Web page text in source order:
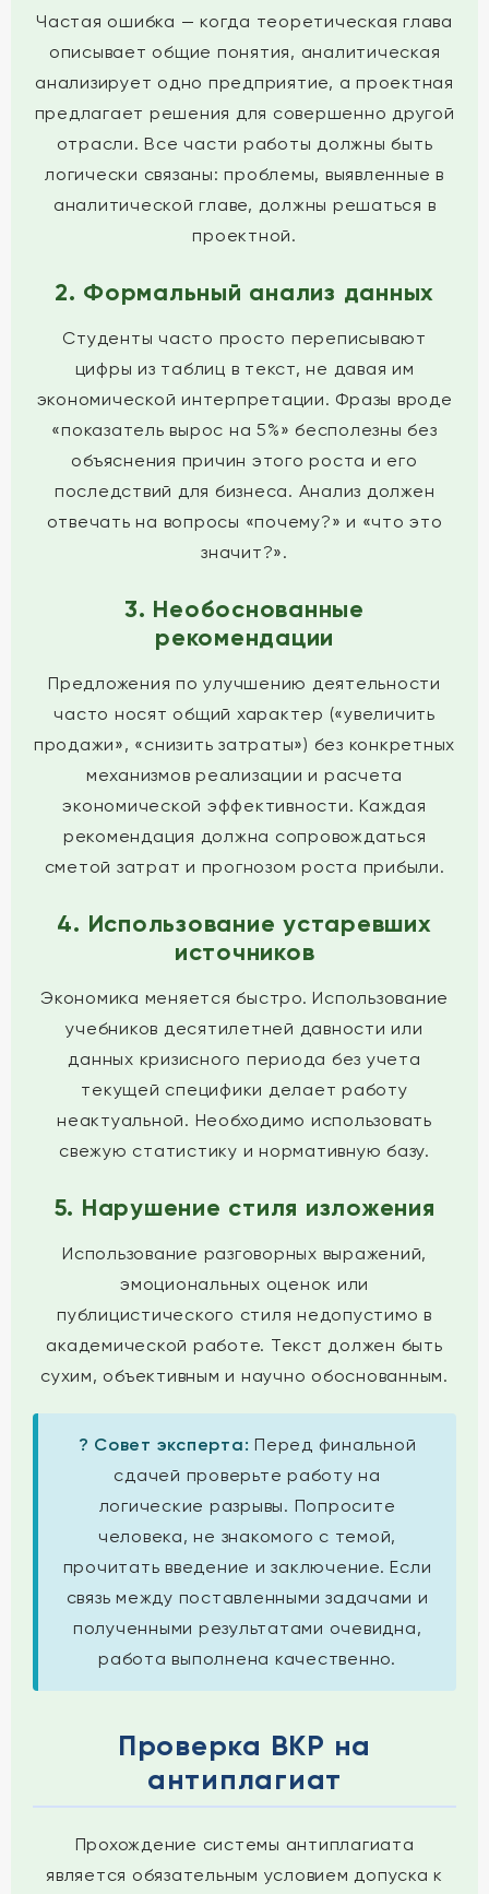
Частая ошибка — когда теоретическая глава
описывает общие понятия, аналитическая
анализирует одно предприятие, а проектная
предлагает решения для совершенно другой
отрасли. Все части работы должны быть
логически связаны: проблемы, выявленные в
аналитической главе, должны решаться в
проектной.
2. Формальный анализ данных
Студенты часто просто переписывают
цифры из таблиц в текст, не давая им
экономической интерпретации. Фразы вроде
«показатель вырос на 5%» бесполезны без
объяснения причин этого роста и его
последствий для бизнеса. Анализ должен
отвечать на вопросы «почему?» и «что это
значит?».
3. Необоснованные
рекомендации
Предложения по улучшению деятельности
часто носят общий характер («увеличить
продажи», «снизить затраты») без конкретных
механизмов реализации и расчета
экономической эффективности. Каждая
рекомендация должна сопровождаться
сметой затрат и прогнозом роста прибыли.
4. Использование устаревших
источников
Экономика меняется быстро. Использование
учебников десятилетней давности или
данных кризисного периода без учета
текущей специфики делает работу
неактуальной. Необходимо использовать
свежую статистику и нормативную базу.
5. Нарушение стиля изложения
Использование разговорных выражений,
эмоциональных оценок или
публицистического стиля недопустимо в
академической работе. Текст должен быть
сухим, объективным и научно обоснованным.
? Совет эксперта: Перед финальной
сдачей проверьте работу на
логические разрывы. Попросите
человека, не знакомого с темой,
прочитать введение и заключение. Если
связь между поставленными задачами и
полученными результатами очевидна,
работа выполнена качественно.
Проверка ВКР на
антиплагиат
Прохождение системы антиплагиата
является обязательным условием допуска к